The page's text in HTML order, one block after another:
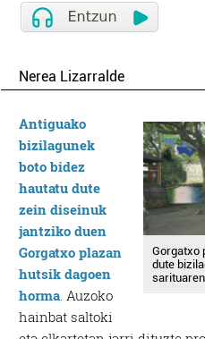
Nerea Lizarralde
Gorgatxo
dute
Antiguako
bizilagunek
boto bidez
hautatu dute
zein diseinuk
jantziko duen
Gorgatxo plazan
hutsik dagoen
horma. Auzoko
hainbat saltoki